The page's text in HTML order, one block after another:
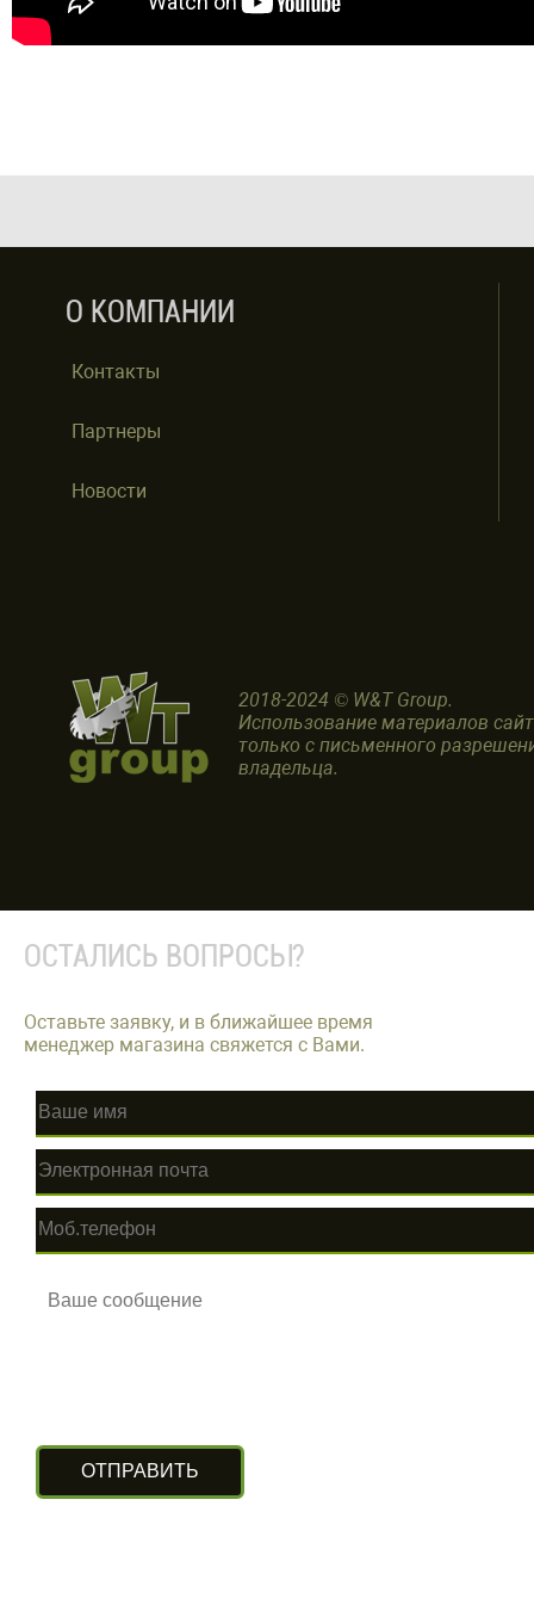
О КОМПАНИИ
Контакты
Партнеры
Новости
2018-2024 © W&T Group.
Использование материалов
только с письменного
владельца.
ОСТАЛИСЬ ВОПРОСЫ?
Оставьте заявку, и в ближайшее время
менеджер магазина свяжется с Вами.